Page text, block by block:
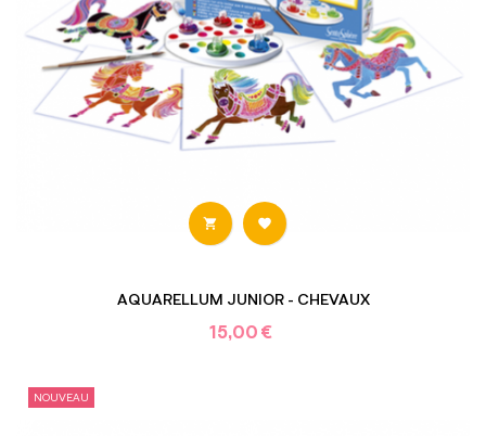
 
AQUARELLUM JUNIOR - CHEVAUX
15,00 €
NOUVEAU